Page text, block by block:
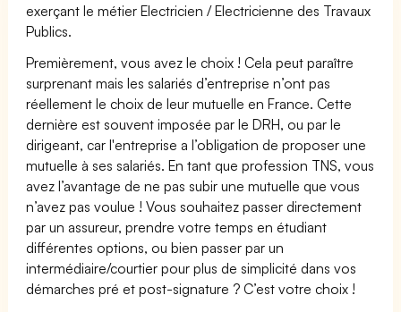
exerçant le métier Electricien / Electricienne des Travaux
Publics.
Premièrement, vous avez le choix ! Cela peut paraître
surprenant mais les salariés d’entreprise n’ont pas
réellement le choix de leur mutuelle en France. Cette
dernière est souvent imposée par le DRH, ou par le
dirigeant, car l'entreprise a l’obligation de proposer une
mutuelle à ses salariés. En tant que profession TNS, vous
avez l’avantage de ne pas subir une mutuelle que vous
n’avez pas voulue ! Vous souhaitez passer directement
par un assureur, prendre votre temps en étudiant
différentes options, ou bien passer par un
intermédiaire/courtier pour plus de simplicité dans vos
démarches pré et post-signature ? C’est votre choix !